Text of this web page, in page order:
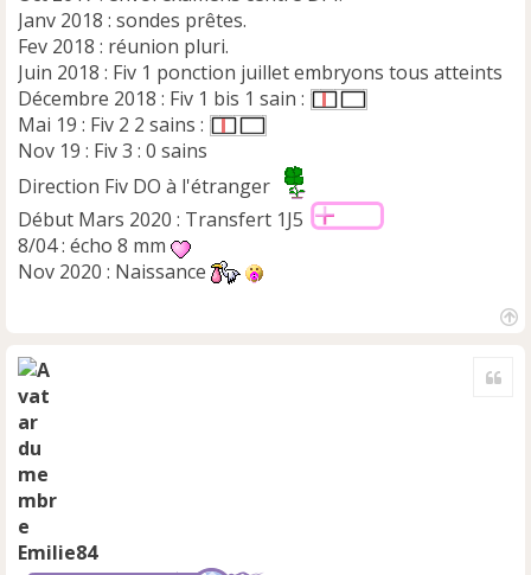
Janv 2018 : sondes prêtes.
Fev 2018 : réunion pluri.
Juin 2018 : Fiv 1 ponction juillet embryons tous atteints
Décembre 2018 : Fiv 1 bis 1 sain :
Mai 19 : Fiv 2 2 sains :
Nov 19 : Fiv 3 : 0 sains
Direction Fiv DO à l'étranger
Début Mars 2020 : Transfert 1J5
8/04 : écho 8 mm
Nov 2020 : Naissance
Emilie84